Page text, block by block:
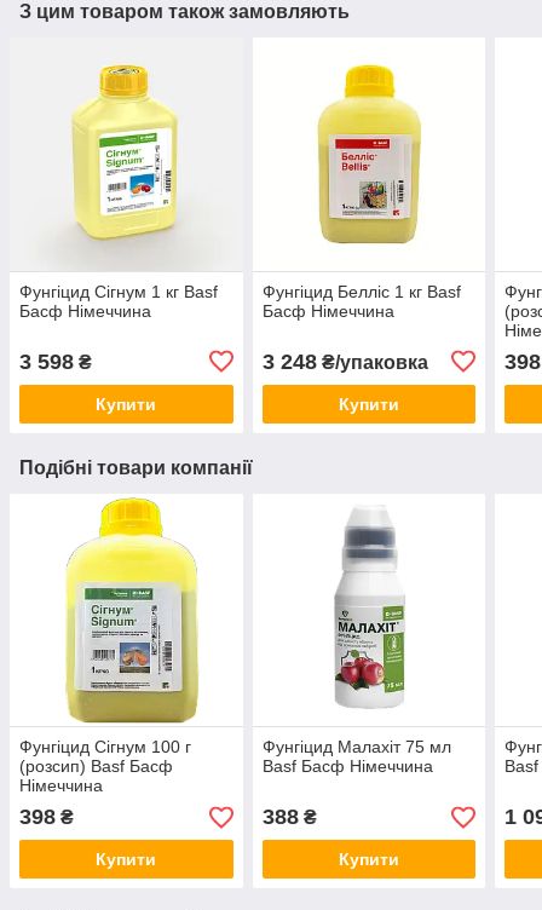
З цим товаром також замовляють
Фунгіцид Сігнум 1 кг Basf
Басф Німеччина
3 598 ₴
Купити
Фунгіцид Белліс 1 кг Basf
Басф Німеччина
3 248₴/упаковка
Купити
398
Подібні товари компанії
Фунгіцид Сігнум 100 г
(розсип) Basf Басф
Німеччина
398 ₴
Купити
Фунгіцид Малахіт 75 мл
Basf Басф Німеччина
388₴
Купити
1